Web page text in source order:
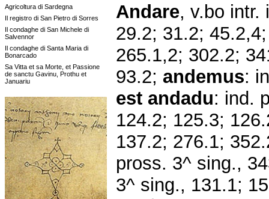
Agricoltura di Sardegna
Il registro di San Pietro di Sorres
Il condaghe di San Michele di
Salvennor
Il condaghe di Santa Maria di
Bonarcado
Sa Vitta et sa Morte, et Passione
de sanctu Gavinu, Prothu et
Januariu
Andare, v.bo
29.2; 31.2;
265.1,2; 302.2;
93.2; andemus:
est andadu: ind.
124.2; 125.3;
137.2; 276.1;
pross. 3^ sing.,
3^ sing., 131.1;